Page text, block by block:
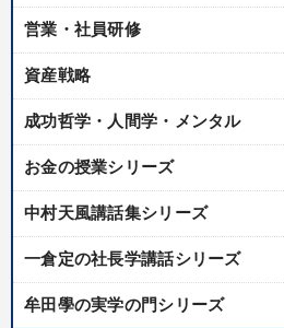
営業・社員研修
資産戦略
成功哲学・人間学・メンタル
お金の授業シリーズ
中村天風講話集シリーズ
一倉定の社長学講話シリーズ
牟田學の実学の門シリーズ